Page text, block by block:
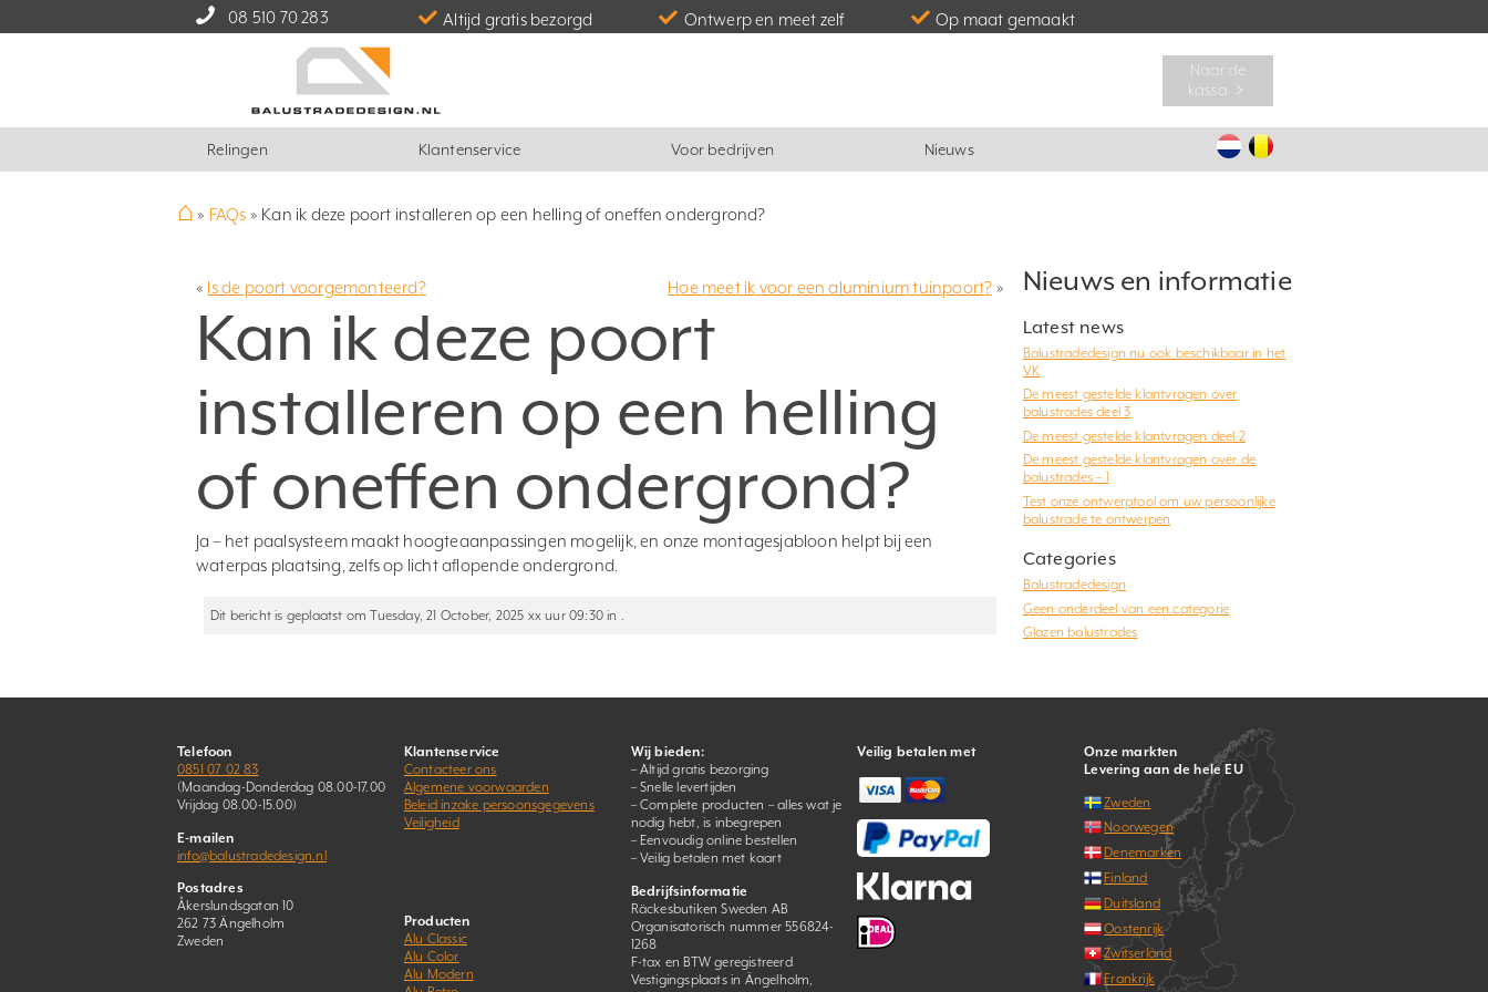
08 510 70 283 Altijd gratis bezorgd Ontwerp en meet zelf Op maat gemaakt
Naar de
kassa ﹥
Relingen Klantenservice Voor bedrijven Nieuws
⌂ » FAQs » Kan ik deze poort installeren op een helling of oneffen ondergrond?
« Is de poort voorgemonteerd? Hoe meet ik voor een aluminium tuinpoort? »
Kan ik deze poort
installeren op een helling
of oneffen ondergrond?
Ja – het paalsysteem maakt hoogteaanpassingen mogelijk, en onze montagesjabloon helpt bij een
waterpas plaatsing, zelfs op licht aflopende ondergrond.
Dit bericht is geplaatst om Tuesday, 21 October, 2025 xx uur 09:30 in .
Nieuws en informatie
Latest news
Balustradedesign nu ook beschikbaar in het
VK
De meest gestelde klantvragen over
balustrades deel 3
De meest gestelde klantvragen deel 2
De meest gestelde klantvragen over de
balustrades – 1
Test onze ontwerptool om uw persoonlijke
balustrade te ontwerpen
Categories
Balustradedesign
Geen onderdeel van een categorie
Glazen balustrades
Telefoon
0851 07 02 83
(Maandag-Donderdag 08.00-17.00
Vrijdag 08.00-15.00)
E-mailen
info@balustradedesign.nl
Postadres
Åkerslundsgatan 10
262 73 Ängelholm
Zweden
Klantenservice
Contacteer ons
Algemene voorwaarden
Beleid inzake persoonsgegevens
Veiligheid
Producten
Alu Classic
Alu Color
Alu Modern
Wij bieden:
– Altijd gratis bezorging
– Snelle levertijden
– Complete producten – alles wat je
nodig hebt, is inbegrepen
– Eenvoudig online bestellen
– Veilig betalen met kaart
Bedrijfsinformatie
Räckesbutiken Sweden AB
Organisatorisch nummer 556824-
1268
F-tax en BTW geregistreerd
Vestigingsplaats in Ängelholm,
Veilig betalen met
Onze markten
Levering aan de hele EU
Zweden
Noorwegen
Denemarken
Finland
Duitsland
Oostenrijk
Zwitserland
Frankrijk